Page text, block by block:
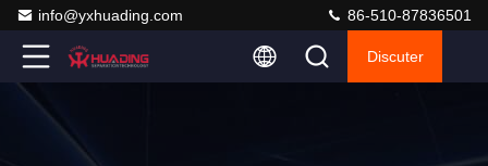
info@yxhuading.com 86-510-87836501
Discuter